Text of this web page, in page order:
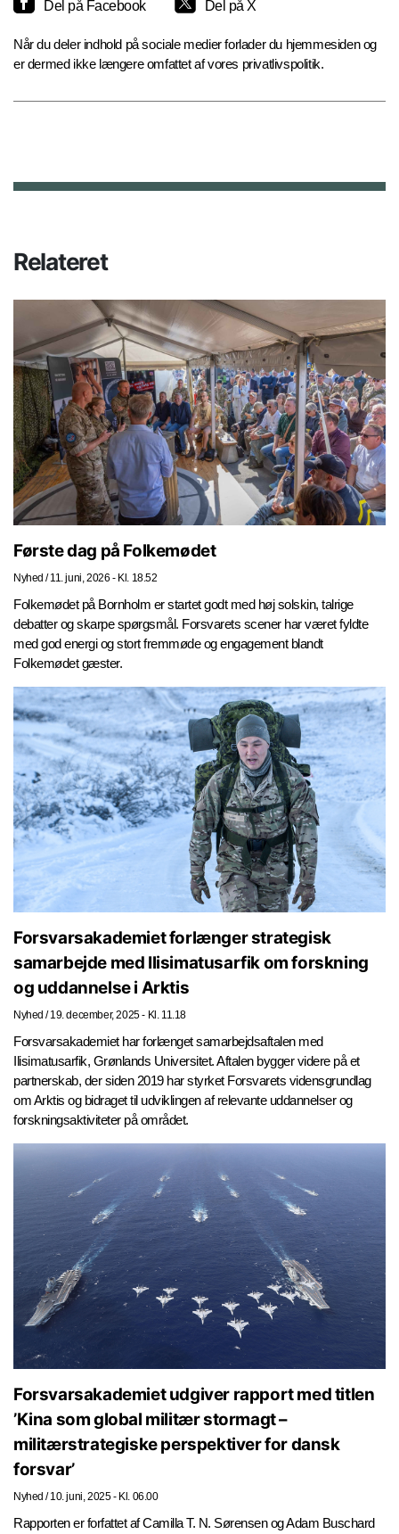
Del på Facebook Del på X
Når du deler indhold på sociale medier forlader du hjemmesiden og
er dermed ikke længere omfattet af vores privatlivspolitik.
Relateret
Første dag på Folkemødet
Nyhed / 11. juni, 2026 - Kl. 18.52
Folkemødet på Bornholm er startet godt med høj solskin, talrige
debatter og skarpe spørgsmål. Forsvarets scener har været fyldte
med god energi og stort fremmøde og engagement blandt
Folkemødet gæster.
Forsvarsakademiet forlænger strategisk
samarbejde med Ilisimatusarfik om forskning
og uddannelse i Arktis
Nyhed / 19. december, 2025 - Kl. 11.18
Forsvarsakademiet har forlænget samarbejdsaftalen med
Ilisimatusarfik, Grønlands Universitet. Aftalen bygger videre på et
partnerskab, der siden 2019 har styrket Forsvarets vidensgrundlag
om Arktis og bidraget til udviklingen af relevante uddannelser og
forskningsaktiviteter på området.
Forsvarsakademiet udgiver rapport med titlen
’Kina som global militær stormagt –
militærstrategiske perspektiver for dansk
forsvar’
Nyhed / 10. juni, 2025 - Kl. 06.00
Rapporten er forfattet af Camilla T. N. Sørensen og Adam Buschard